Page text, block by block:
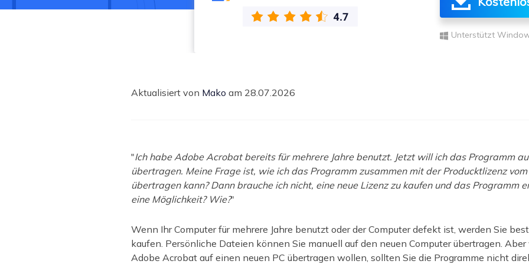
MS SQL-Datenbank wiederherstellen
Intelligente
Unterstützt
Aktualisiert von Mako am 28.07.2026
"Ich habe Adobe Acrobat bereits für mehrere Jahre benutzt. Jetzt will ich das Programm
übertragen. Meine Frage ist, wie ich das Programm zusammen mit der Producktlizenz
übertragen kann? Dann brauche ich nicht, eine neue Lizenz zu kaufen und das Programm
eine Möglichkeit? Wie?"
Wenn Ihr Computer für mehrere Jahre benutzt oder der Computer defekt ist, werden Sie
kaufen. Persönliche Dateien können Sie manuell auf den neuen Computer übertragen.
Adobe Acrobat auf einen neuen PC übertragen wollen, sollten Sie die Programme nicht